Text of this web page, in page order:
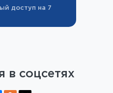
доступ на 7
в соцсетях